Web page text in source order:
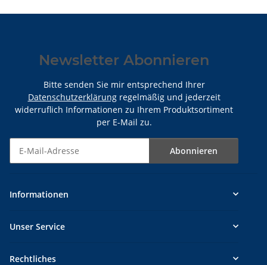
Newsletter Abonnieren
Bitte senden Sie mir entsprechend Ihrer
Datenschutzerklärungregelmäßig und jederzeit
widerruflich Informationen zu Ihrem Produktsortiment
per E-Mail zu.
Abonnieren
Informationen
Unser Service
Rechtliches